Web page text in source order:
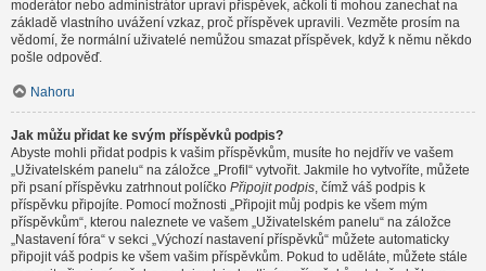
moderátor nebo administrátor upraví příspěvek, ačkoli ti mohou zanechat na
základě vlastního uvážení vzkaz, proč příspěvek upravili. Vezměte prosím na
vědomí, že normální uživatelé nemůžou smazat příspěvek, když k němu někdo
pošle odpověď.
Nahoru
Jak můžu přidat ke svým příspěvků podpis?
Abyste mohli přidat podpis k vašim příspěvkům, musíte ho nejdřív ve vašem
„Uživatelském panelu“ na záložce „Profil“ vytvořit. Jakmile ho vytvoříte, můžete
při psaní příspěvku zatrhnout políčko Připojit podpis, čímž váš podpis k
příspěvku připojíte. Pomocí možnosti „Připojit můj podpis ke všem mým
příspěvkům“, kterou naleznete ve vašem „Uživatelském panelu“ na záložce
„Nastavení fóra“ v sekci „Výchozí nastavení příspěvků“ můžete automaticky
připojit váš podpis ke všem vašim příspěvkům. Pokud to uděláte, můžete stále